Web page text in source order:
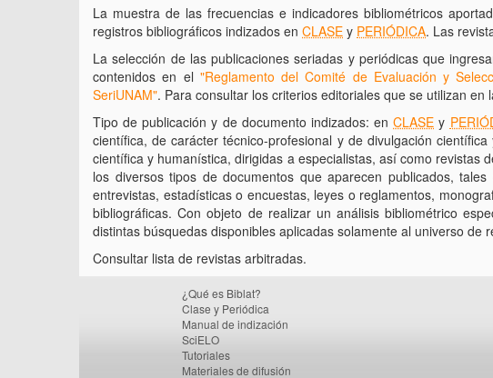
La muestra de las frecuencias e indicadores bibliométricos
registros bibliográficos indizados en CLASE y PERIÓDICA. Las
La selección de las publicaciones seriadas y periódicas que
contenidos en el "Reglamento del Comité de Evaluación y
SeriUNAM". Para consultar los criterios editoriales que se utilizan en
Tipo de publicación y de documento indizados: enCLASE y
científica, de carácter técnico-profesional y de divulgación
científica y humanística, dirigidas a especialistas, así como revistas
los diversos tipos de documentos que aparecen publicados,
entrevistas, estadísticas o encuestas, leyes o reglamentos,
bibliográficas. Con objeto de realizar un análisis bibliométrico
distintas búsquedas disponibles aplicadas solamente al universo
Consultar lista de revistas arbitradas.
¿Qué es Biblat?
Clase y Periódica
Manual de indización
SciELO
Tutoriales
Materiales de difusión